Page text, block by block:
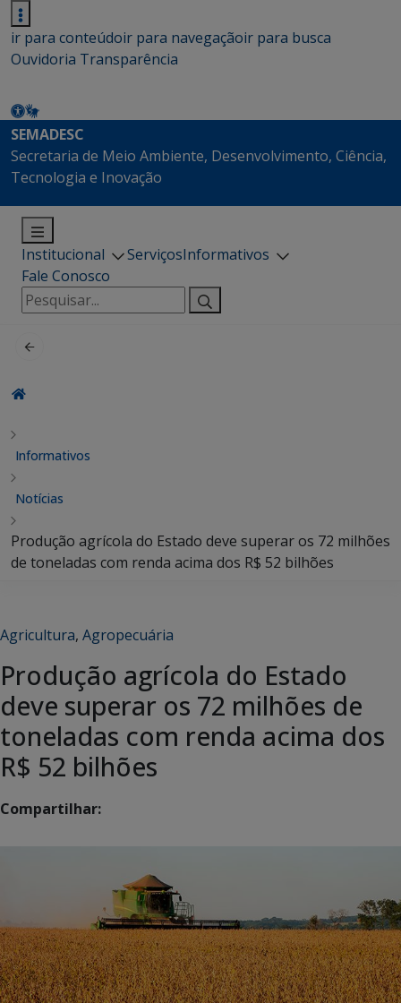
ir para conteúdoir para navegaçãoir para busca
Ouvidoria Transparência
SEMADESC
Secretaria de Meio Ambiente, Desenvolvimento, Ciência,
Tecnologia e Inovação
Institucional ServiçosInformativos
Fale Conosco
Pesquisar
por:
Informativos
Notícias
Produção agrícola do Estado deve superar os 72 milhões
de toneladas com renda acima dos R$ 52 bilhões
Agricultura, Agropecuária
Produção agrícola do Estado
deve superar os 72 milhões de
toneladas com renda acima dos
R$ 52 bilhões
Compartilhar: